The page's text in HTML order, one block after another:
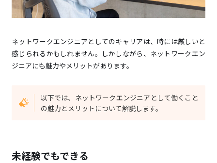
ネットワークエンジニアとしてのキャリアは、時には厳しいと
感じられるかもしれません。しかしながら、ネットワークエン
ジニアにも魅力やメリットがあります。
以下では、ネットワークエンジニアとして働くこと
の魅力とメリットについて解説します。
未経験でもできる